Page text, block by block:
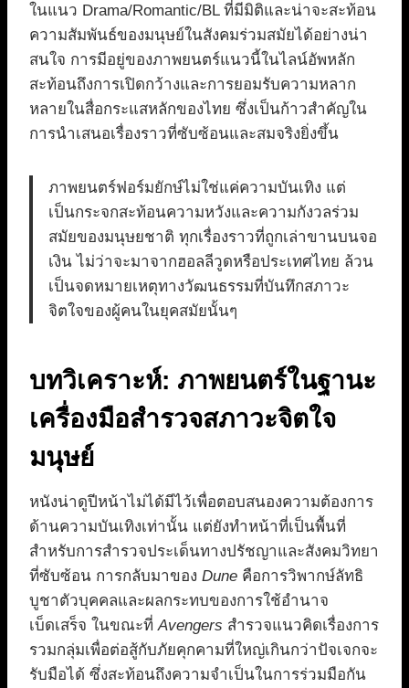
ในแนว Drama/Romantic/BL ที่มีมิติและน่าจะสะท้อน
ความสัมพันธ์ของมนุษย์ในสังคมร่วมสมัยได้อย่างน่า
สนใจ การมีอยู่ของภาพยนตร์แนวนี้ในไลน์อัพหลัก
สะท้อนถึงการเปิดกว้างและการยอมรับความหลาก
หลายในสื่อกระแสหลักของไทย ซึ่งเป็นก้าวสำคัญใน
การนำเสนอเรื่องราวที่ซับซ้อนและสมจริงยิ่งขึ้น
ภาพยนตร์ฟอร์มยักษ์ไม่ใช่แค่ความบันเทิง แต่
เป็นกระจกสะท้อนความหวังและความกังวลร่วม
สมัยของมนุษยชาติ ทุกเรื่องราวที่ถูกเล่าขานบนจอ
เงิน ไม่ว่าจะมาจากฮอลลีวูดหรือประเทศไทย ล้วน
เป็นจดหมายเหตุทางวัฒนธรรมที่บันทึกสภาวะ
จิตใจของผู้คนในยุคสมัยนั้นๆ
บทวิเคราะห์: ภาพยนตร์ในฐานะ
เครื่องมือสำรวจสภาวะจิตใจ
มนุษย์
หนังน่าดูปีหน้าไม่ได้มีไว้เพื่อตอบสนองความต้องการ
ด้านความบันเทิงเท่านั้น แต่ยังทำหน้าที่เป็นพื้นที่
สำหรับการสำรวจประเด็นทางปรัชญาและสังคมวิทยา
ที่ซับซ้อน การกลับมาของ Dune คือการวิพากษ์ลัทธิ
บูชาตัวบุคคลและผลกระทบของการใช้อำนาจ
เบ็ดเสร็จ ในขณะที่ Avengers สำรวจแนวคิดเรื่องการ
รวมกลุ่มเพื่อต่อสู้กับภัยคุกคามที่ใหญ่เกินกว่าปัจเจกจะ
รับมือได้ ซึ่งสะท้อนถึงความจำเป็นในการร่วมมือกัน